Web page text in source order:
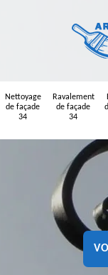
Nettoyage
de façade
34
Ravalement
de façade
34